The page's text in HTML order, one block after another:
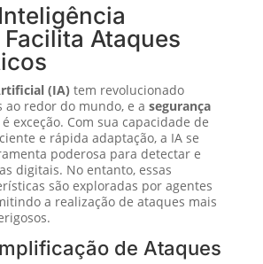
Ataques
(IA) tem revolucionado
ao redor do mundo, e a segurança
exceção. Com sua capacidade de
e rápida adaptação, a IA se
poderosa para detectar e
digitais. No entanto, essas
são exploradas por agentes
a realização de ataques mais
de Ataques